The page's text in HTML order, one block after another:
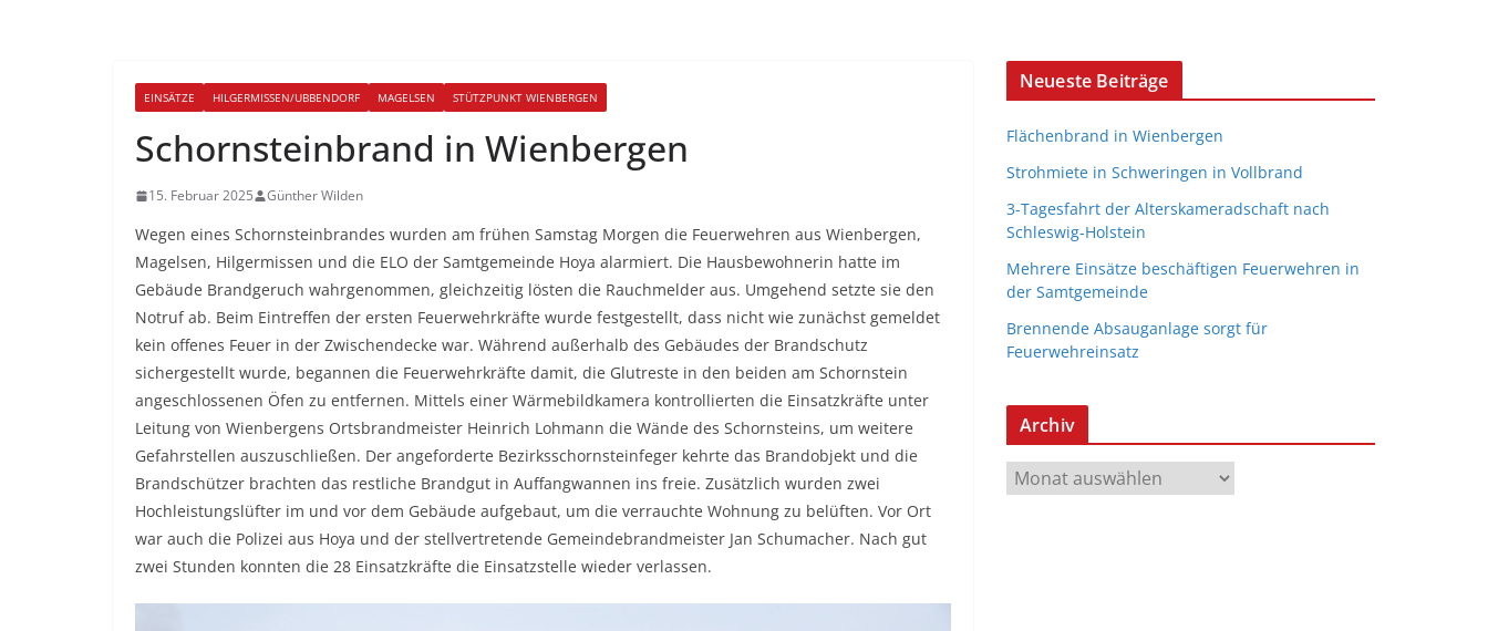
EINSÄTZE HILGERMISSEN/UBBENDORF MAGELSEN STÜTZPUNKT WIENBERGEN
Schornsteinbrand in Wienbergen
15. Februar 2025 Günther Wilden
Wegen eines Schornsteinbrandes wurden am frühen Samstag Morgen die Feuerwehren aus Wienbergen,
Magelsen, Hilgermissen und die ELO der Samtgemeinde Hoya alarmiert. Die Hausbewohnerin hatte im
Gebäude Brandgeruch wahrgenommen, gleichzeitig lösten die Rauchmelder aus. Umgehend setzte sie den
Notruf ab. Beim Eintreffen der ersten Feuerwehrkräfte wurde festgestellt, dass nicht wie zunächst gemeldet
kein offenes Feuer in der Zwischendecke war. Während außerhalb des Gebäudes der Brandschutz
sichergestellt wurde, begannen die Feuerwehrkräfte damit, die Glutreste in den beiden am Schornstein
angeschlossenen Öfen zu entfernen. Mittels einer Wärmebildkamera kontrollierten die Einsatzkräfte unter
Leitung von Wienbergens Ortsbrandmeister Heinrich Lohmann die Wände des Schornsteins, um weitere
Gefahrstellen auszuschließen. Der angeforderte Bezirksschornsteinfeger kehrte das Brandobjekt und die
Brandschützer brachten das restliche Brandgut in Auffangwannen ins freie. Zusätzlich wurden zwei
Hochleistungslüfter im und vor dem Gebäude aufgebaut, um die verrauchte Wohnung zu belüften. Vor Ort
war auch die Polizei aus Hoya und der stellvertretende Gemeindebrandmeister Jan Schumacher. Nach gut
zwei Stunden konnten die 28 Einsatzkräfte die Einsatzstelle wieder verlassen.
Neueste Beiträge
Flächenbrand in Wienbergen
Strohmiete in Schweringen in Vollbrand
3-Tagesfahrt der Alterskameradschaft nach
Schleswig-Holstein
Mehrere Einsätze beschäftigen Feuerwehren in
der Samtgemeinde
Brennende Absauganlage sorgt für
Feuerwehreinsatz
Archiv
r